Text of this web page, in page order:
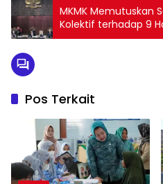
MKMK Memutuskan
Kolektif terhadap 9
Konstitusi yang
Pos Terkait